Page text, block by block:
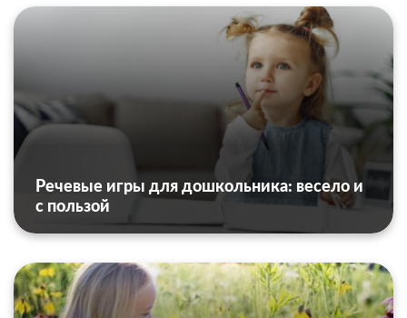
Речевые игры для дошкольника: весело и
с пользой